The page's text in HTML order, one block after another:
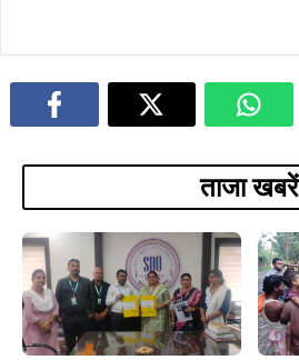
ताजा खबरें